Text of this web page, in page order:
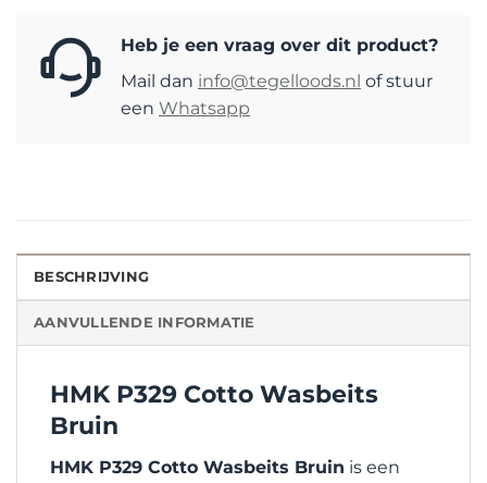
Heb je een vraag over dit product?
Mail dan info@tegelloods.nl of stuur
een Whatsapp
BESCHRIJVING
AANVULLENDE INFORMATIE
HMK P329 Cotto Wasbeits
Bruin
HMK P329 Cotto Wasbeits Bruin is een